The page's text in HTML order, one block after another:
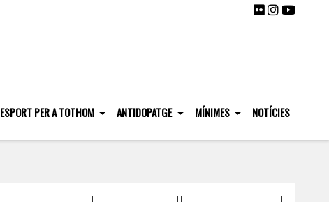
ESPORT PER A TOTHOM ANTIDOPATGE MÍNIMES NOTÍCIES